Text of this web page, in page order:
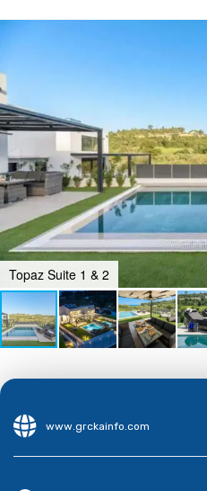
Topaz Suite 1 & 2
www.grckainfo.com